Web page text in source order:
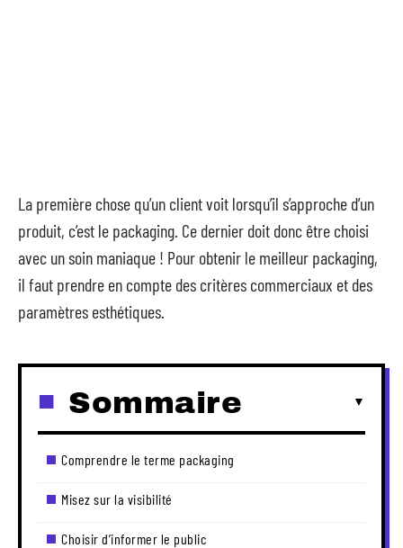
La première chose qu’un client voit lorsqu’il s’approche d’un
produit, c’est le packaging. Ce dernier doit donc être choisi
avec un soin maniaque ! Pour obtenir le meilleur packaging,
il faut prendre en compte des critères commerciaux et des
paramètres esthétiques.
Sommaire
Comprendre le terme packaging
Misez sur la visibilité
Choisir d’informer le public